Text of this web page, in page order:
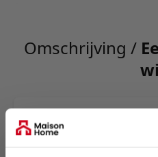
Omschrijving /
Ronde eettafel Yuna met
marmerlookblad en
spinpoot; robuust,